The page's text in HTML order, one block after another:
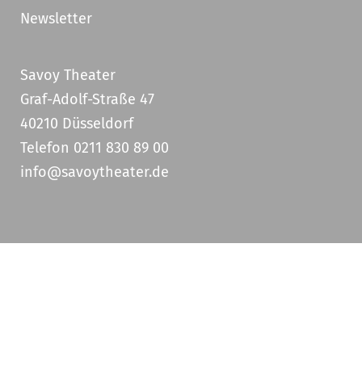
Newsletter
Savoy Theater
Graf-Adolf-Straße 47
40210 Düsseldorf
Telefon 0211 830 89 00
info@savoytheater.de